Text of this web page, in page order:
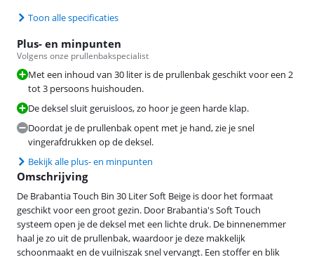
Toon alle specificaties
Plus- en minpunten
Volgens onze prullenbakspecialist
Met een inhoud van 30 liter is de prullenbak geschikt voor een 2
tot 3 persoons huishouden.
De deksel sluit geruisloos, zo hoor je geen harde klap.
Doordat je de prullenbak opent met je hand, zie je snel
vingerafdrukken op de deksel.
Bekijk alle plus- en minpunten
Omschrijving
De Brabantia Touch Bin 30 Liter Soft Beige is door het formaat
geschikt voor een groot gezin. Door Brabantia's Soft Touch
systeem open je de deksel met een lichte druk. De binnenemmer
haal je zo uit de prullenbak, waardoor je deze makkelijk
schoonmaakt en de vuilniszak snel vervangt. Een stoffer en blik